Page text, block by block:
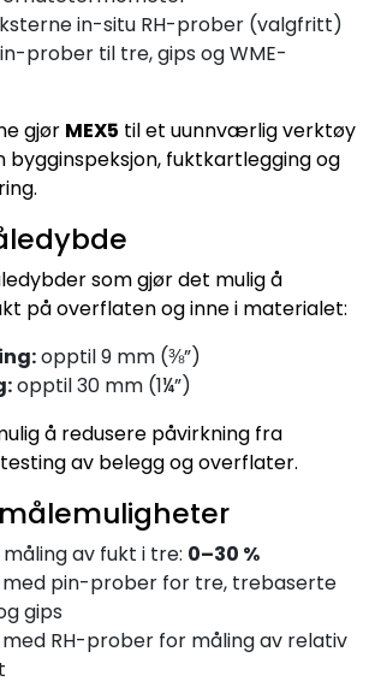
in-situ RH-prober (valgfritt)
prober til tre, gips og WME-
gjør MEX5 til et uunnværlig verktøy
bygginspeksjon, fuktkartlegging og
som gjør det mulig å
på overflaten og inne i materialet:
opptil 9 mm (⅜”)
opptil 30 mm (1¼”)
å redusere påvirkning fra
av belegg og overflater.
av fukt i tre: 0–30 %
med pin-prober for tre, trebaserte
gips
med RH-prober for måling av relativ